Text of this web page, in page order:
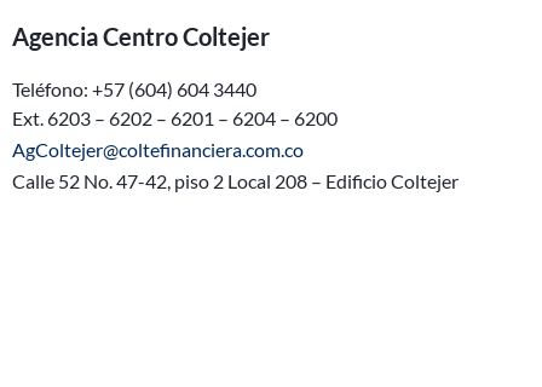
Agencia Centro Coltejer
Teléfono: +57 (604) 604 3440
Ext. 6203 – 6202 – 6201 – 6204 – 6200
AgColtejer@coltefinanciera.com.co
Calle 52 No. 47-42, piso 2 Local 208 – Edificio Coltejer